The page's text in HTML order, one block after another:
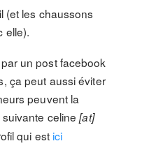
(et les chaussons
elle).
un post facebook
ça peut aussi éviter
peuvent la
suivante celine[at]
qui est ici